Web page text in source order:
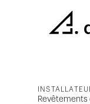
Revêtements